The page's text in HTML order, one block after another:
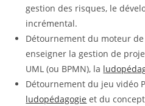
gestion des risques, le
incrémental.
Détournement du moteur
enseigner la gestion de
UML (ou BPMN), la
Détournement du jeu vidéo
ludopédagogie et du